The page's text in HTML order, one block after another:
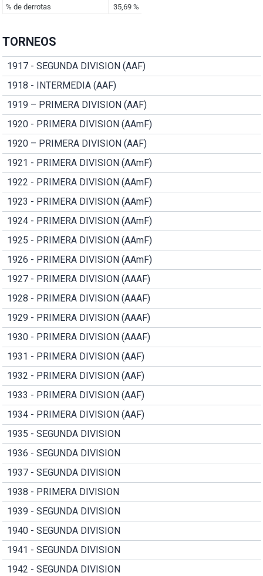
TORNEOS
1917 - SEGUNDA DIVISION (AAF)
1918 - INTERMEDIA (AAF)
1919 – PRIMERA DIVISION (AAF)
1920 - PRIMERA DIVISION (AAmF)
1920 – PRIMERA DIVISION (AAF)
1921 - PRIMERA DIVISION (AAmF)
1922 - PRIMERA DIVISION (AAmF)
1923 - PRIMERA DIVISION (AAmF)
1924 - PRIMERA DIVISION (AAmF)
1925 - PRIMERA DIVISION (AAmF)
1926 - PRIMERA DIVISION (AAmF)
1927 - PRIMERA DIVISION (AAAF)
1928 - PRIMERA DIVISION (AAAF)
1929 - PRIMERA DIVISION (AAAF)
1930 - PRIMERA DIVISION (AAAF)
1931 - PRIMERA DIVISION (AAF)
1932 - PRIMERA DIVISION (AAF)
1933 - PRIMERA DIVISION (AAF)
1934 - PRIMERA DIVISION (AAF)
1935 - SEGUNDA DIVISION
1936 - SEGUNDA DIVISION
1937 - SEGUNDA DIVISION
1938 - PRIMERA DIVISION
1939 - SEGUNDA DIVISION
1940 - SEGUNDA DIVISION
1941 - SEGUNDA DIVISION
1942 - SEGUNDA DIVISION